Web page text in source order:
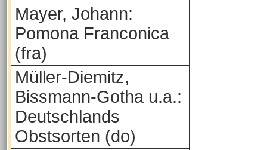
Mayer, Johann:
Pomona Franconica
(fra)
Müller-Diemitz,
Bissmann-Gotha u.a.:
Deutschlands
Obstsorten (do)